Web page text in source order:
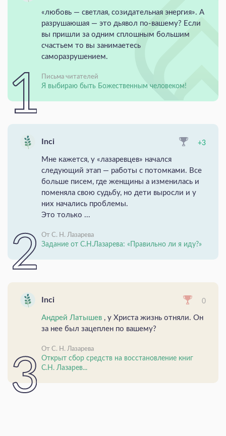
«любовь — светлая, созидательная энергия». А
разрушаюшая — это дьявол по-вашему? Если
вы пришли за одним сплошным большим
счастьем то вы занимаетесь
саморазрушением.
Письма читателей
Я выбираю быть Божественным человеком!
Inci +3
Мне кажется, у «лазаревцев» начался
следующий этап — работы с потомками. Все
больше писем, где женщины а изменилась и
поменяла свою судьбу, но дети выросли и у
них начались проблемы.
Это только ...
От С. Н. Лазарева
Задание от С.Н.Лазарева: «Правильно ли я иду?»
Inci 0
Андрей Латышев , у Христа жизнь отняли. Он
за нее был зацеплен по вашему?
От С. Н. Лазарева
Открыт сбор средств на восстановление книг
С.Н. Лазарев...